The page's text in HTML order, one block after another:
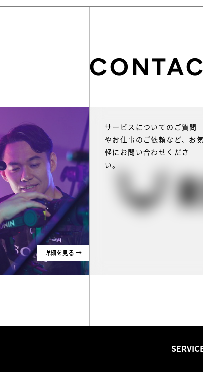
詳細を見る →
サービスについてのご質問
やお仕事のご依頼など、お気
軽にお問い合わせくださ
い。